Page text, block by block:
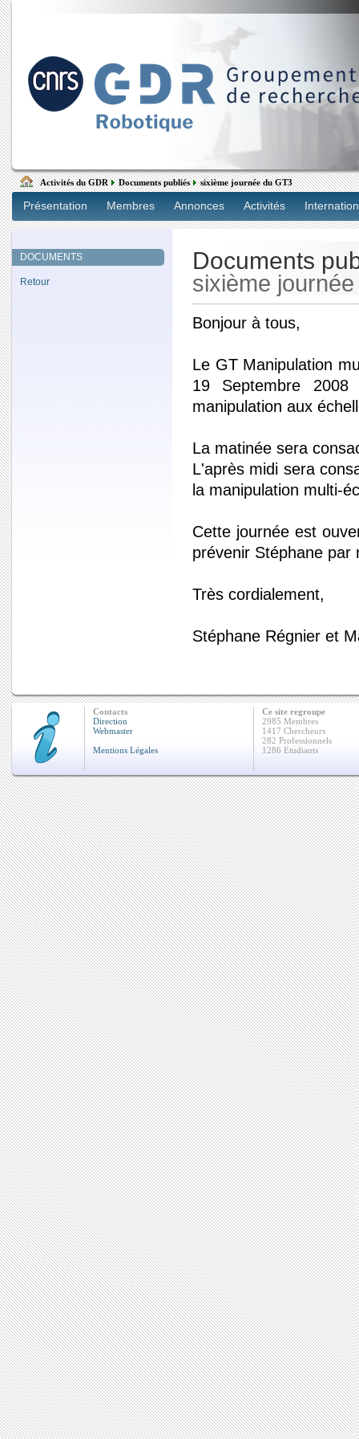
Activités du GDR Documents publiés sixième journée du GT3
Présentation Membres Annonces Activités
DOCUMENTS
Retour
Documents
sixième
Bonjour à tous,
Le GT Manipulation
19 Septembre
manipulation aux
La matinée sera
L'après midi sera
la manipulation multi-
Cette journée est
prévenir Stéphane par
Très cordialement,
Stéphane Régnier et
Contacts
Direction
Webmaster
Mentions Légales
Ce site regroupe
2985 Membres
1417 Chercheurs
282 Professionnels
1286 Etudiants